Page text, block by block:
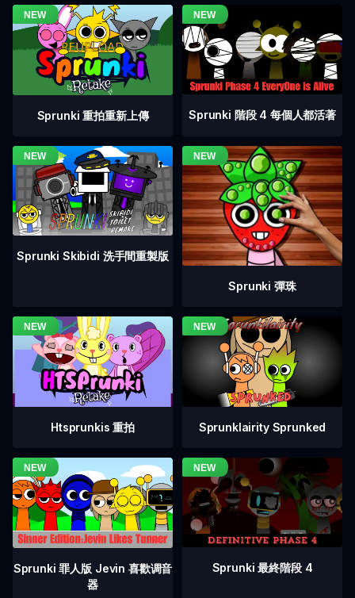
Sprunki 重拍重新上傳 Sprunki 階段 4 每個人都活著
Sprunki Skibidi 洗手間重製版
Sprunki 彈珠
Htsprunkis 重拍 Sprunklairity Sprunked
Sprunki 罪人版 Jevin 喜歡调音
器
Sprunki 最終階段 4